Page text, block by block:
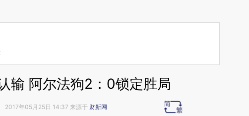
输 阿尔法狗2：0锁定胜局
2017年05月25日 14:37 来源于 财新网